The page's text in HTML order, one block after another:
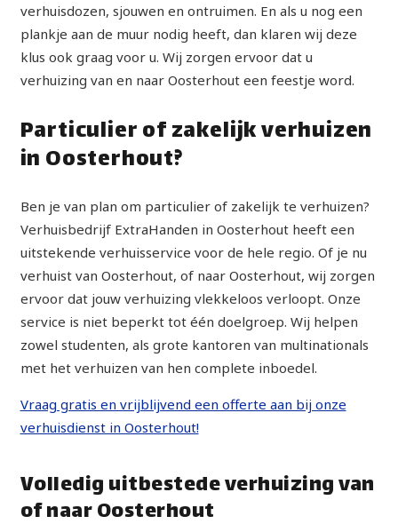
verhuisdozen, sjouwen en ontruimen. En als u nog een
plankje aan de muur nodig heeft, dan klaren wij deze
klus ook graag voor u. Wij zorgen ervoor dat u
verhuizing van en naar Oosterhout een feestje word.
Particulier of zakelijk verhuizen
in Oosterhout?
Ben je van plan om particulier of zakelijk te verhuizen?
Verhuisbedrijf ExtraHanden in Oosterhout heeft een
uitstekende verhuisservice voor de hele regio. Of je nu
verhuist van Oosterhout, of naar Oosterhout, wij zorgen
ervoor dat jouw verhuizing vlekkeloos verloopt. Onze
service is niet beperkt tot één doelgroep. Wij helpen
zowel studenten, als grote kantoren van multinationals
met het verhuizen van hen complete inboedel.
Vraag gratis en vrijblijvend een offerte aan bij onze
verhuisdienst in Oosterhout!
Volledig uitbestede verhuizing van
of naar Oosterhout